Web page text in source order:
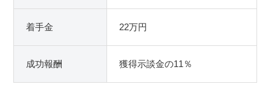
着手金 22万円
成功報酬 獲得示談金の11％